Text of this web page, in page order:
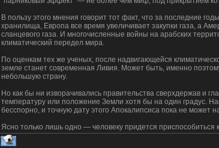
В пользу этого мнения говорит тот факт, что за последние
хранилища, Европа все время увеличивает закупки газа, а
сланцевого газа. И многочисленные войны на арабских
климатический передел мира.
По оценкам тех же ученых, после надвигающейся
земле станет современная Ливия. Может быть, именно
небольшую страну.
Но как бы ни изворачивались правительства сверхдержав и
температуру или положение Земли хотя бы на один градус.
бесспорно, и точную дату этого Апокалипсиса пока не может
Ясно только лишь одно — человеку придется